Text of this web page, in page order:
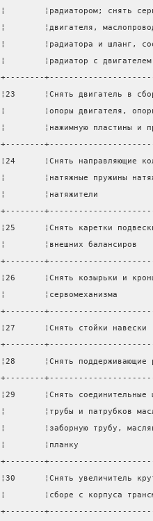
¦        ¦радиатором; снять
¦        ¦двигателя,
¦        ¦радиатора и шланг,
¦        ¦радиатор с
+--------
¦23      ¦Снять двигатель в
¦        ¦опоры двигателя,
¦        ¦нажимную
+--------
¦24      ¦Снять
¦        ¦натяжные пружины
¦        ¦натяжители
+--------
¦25      ¦Снять каретки
¦        ¦внешних
+--------
¦26      ¦Снять козырьки и
¦
+--------
¦27      ¦Снять стойки
+--------
¦28      ¦Снять
+--------
¦29      ¦Снять
¦        ¦трубы и патрубков
¦        ¦заборную трубу,
¦        ¦планку
+--------
¦30      ¦Снять увеличитель
¦        ¦сборе с корпуса
+--------